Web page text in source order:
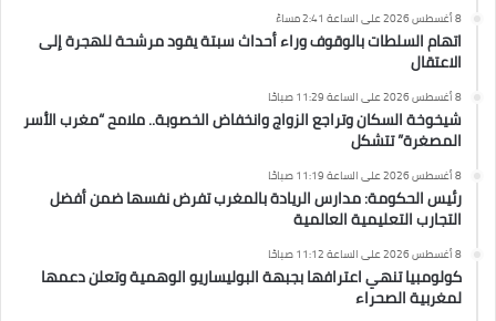
8 أغسطس 2026 على الساعة 2:41 مساءً
اتهام السلطات بالوقوف وراء أحداث سبتة يقود مرشحة للهجرة إلى
الاعتقال
8 أغسطس 2026 على الساعة 11:29 صباحًا
شيخوخة السكان وتراجع الزواج وانخفاض الخصوبة.. ملامح “مغرب الأسر
المصغرة” تتشكل
8 أغسطس 2026 على الساعة 11:19 صباحًا
رئيس الحكومة: مدارس الريادة بالمغرب تفرض نفسها ضمن أفضل
التجارب التعليمية العالمية
8 أغسطس 2026 على الساعة 11:12 صباحًا
كولومبيا تنهي اعترافها بجبهة البوليساريو الوهمية وتعلن دعمها
لمغربية الصحراء